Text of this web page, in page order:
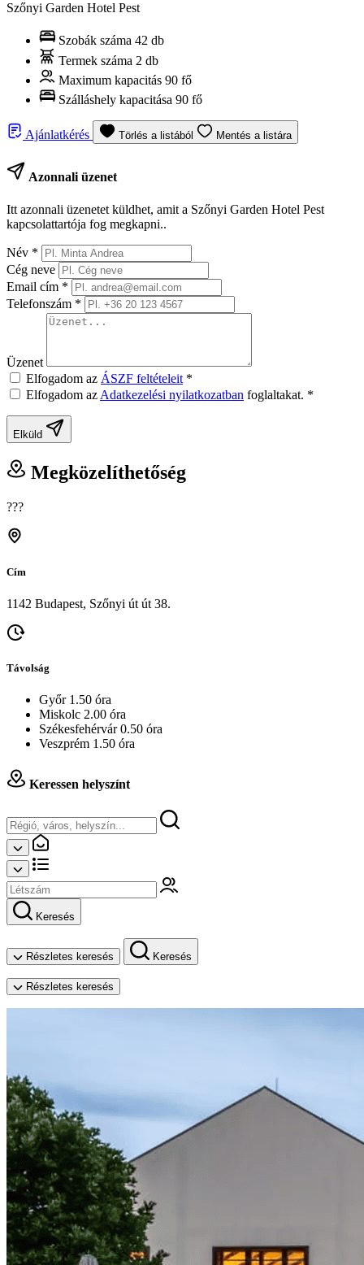
Szőnyi Garden Hotel Pest
Szobák száma 42 db
Termek száma 2 db
Maximum kapacitás 90 fő
Szálláshely kapacitása 90 fő
Ajánlatkérés Törlés a listából Mentés a listára
Azonnali üzenet
Itt azonnali üzenetet küldhet, amit a Szőnyi Garden Hotel Pest
kapcsolattartója fog megkapni..
Név *
Cég neve
Email cím *
Telefonszám *
Üzenet
Elfogadom az ÁSZF feltételeit *
Elfogadom az Adatkezelési nyilatkozatban foglaltakat. *
Elküld
Megközelíthetőség
???
Cím
1142 Budapest, Szőnyi út út 38.
Távolság
Győr 1.50 óra
Miskolc 2.00 óra
Székesfehérvár 0.50 óra
Veszprém 1.50 óra
Keressen helyszínt
Keresés
Részletes keresés Keresés
Részletes keresés